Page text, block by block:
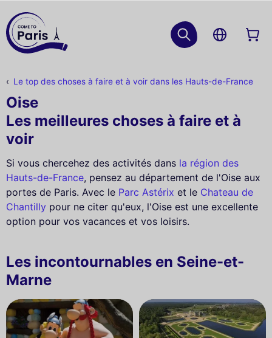
Le top des choses à faire et à voir dans les Hauts-de-France
Oise
Les meilleures choses à faire et à
voir
Si vous chercehez des activités dans la région des
Hauts-de-France, pensez au département de l'Oise aux
portes de Paris. Avec le Parc Astérix et le Chateau de
Chantilly pour ne citer qu'eux, l'Oise est une excellente
option pour vos vacances et vos loisirs.
Les incontournables en Seine-et-
Marne